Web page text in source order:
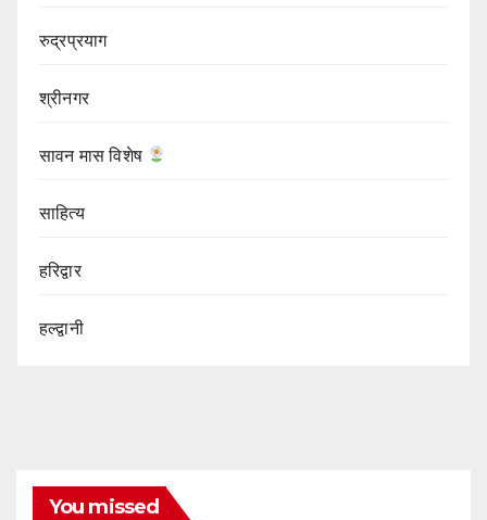
रुद्रप्रयाग
श्रीनगर
सावन मास विशेष
साहित्य
हरिद्वार
हल्द्वानी
You missed